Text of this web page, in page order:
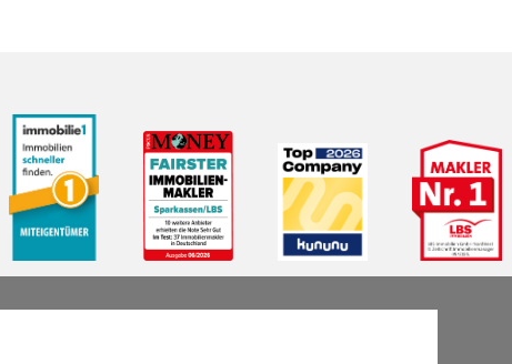
LBS Immobilien GmbH NordWesthat4,87von5Sternen